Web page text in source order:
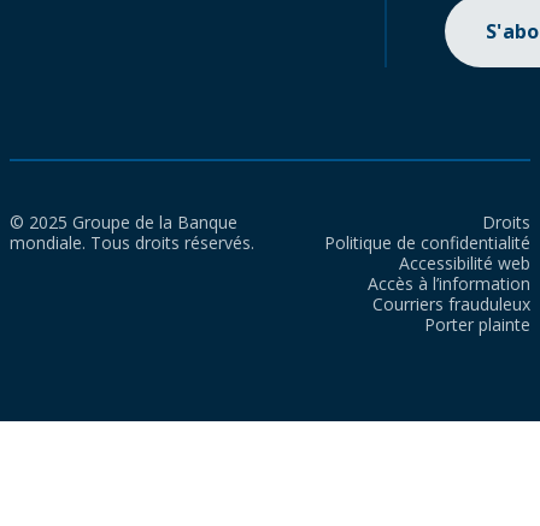
© 2025 Groupe de la Banque
mondiale. Tous droits réservés.
Droits
Politique de confidentialité
Accessibilité web
Accès à l’information
Courriers frauduleux
Porter plainte